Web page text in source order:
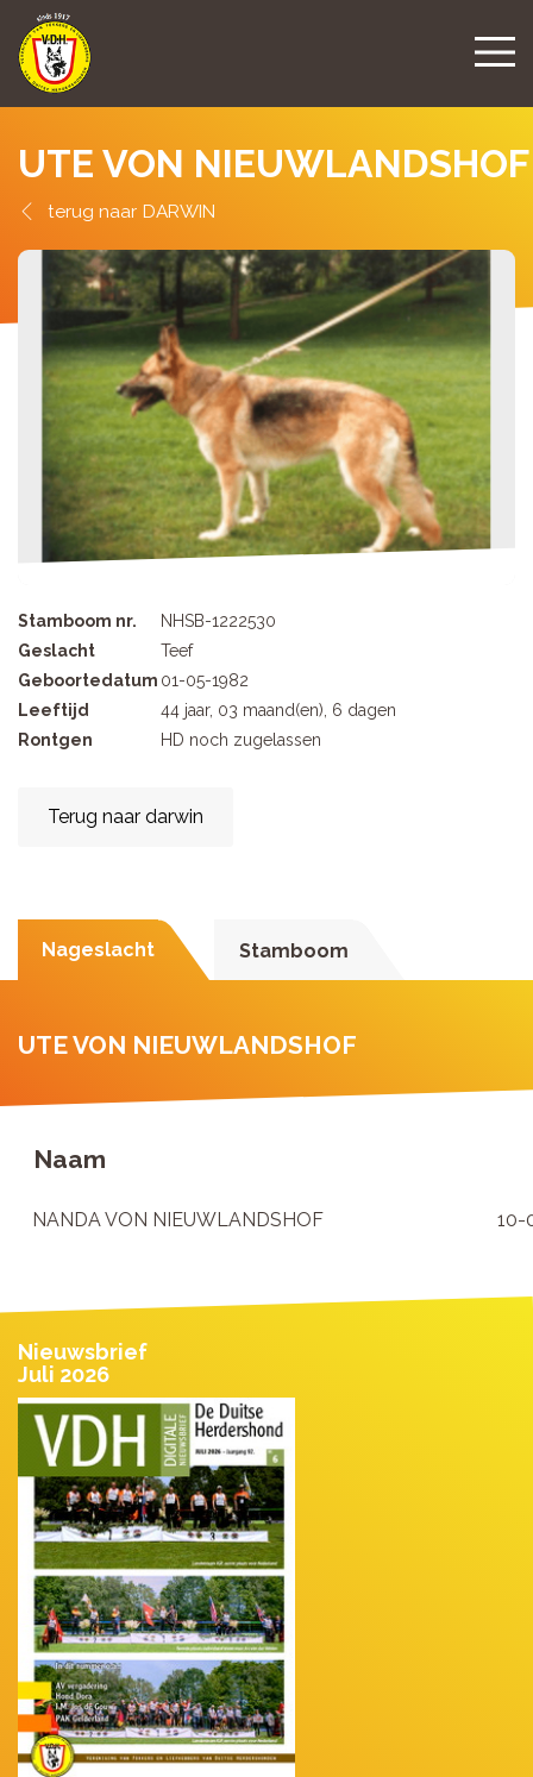
UTE VON NIEUWLANDSHOF
DARWIN
Stamboom nr.
NHSB-1222530
Geslacht
Teef
Geboortedatum 01-05-1982
Leeftijd
44 jaar, 03 maand(en), 6 dagen
Rontgen
HD noch zugelassen
Terug naar darwin
Nageslacht Stamboom
UTE VON NIEUWLANDSHOF
Naam
NANDA VON NIEUWLANDSHOF 10-
Nieuwsbrief
Juli 2026